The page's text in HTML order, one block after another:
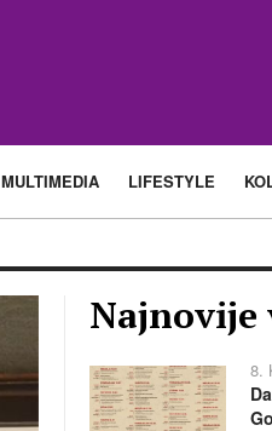
MULTIMEDIA LIFESTYLE
Najnovije
8.